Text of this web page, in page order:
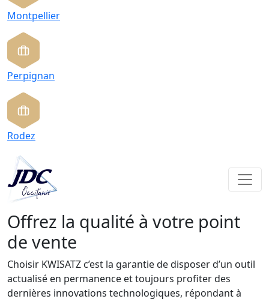
Montpellier
Perpignan
Rodez
Offrez la qualité à votre point
de vente
Choisir KWISATZ c’est la garantie de disposer d’un outil
actualisé en permanence et toujours profiter des
dernières innovations technologiques, répondant à